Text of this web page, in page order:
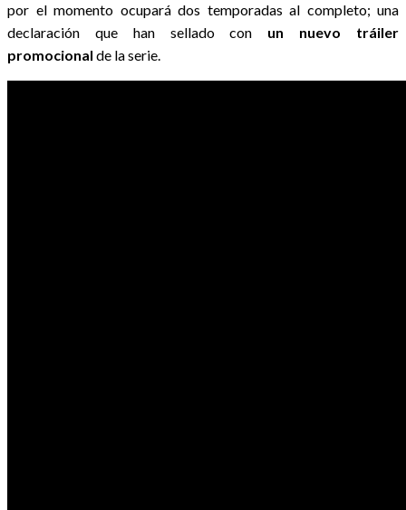
por el momento ocupará dos temporadas al completo; una
declaración que han sellado con un nuevo tráiler
promocional de la serie.